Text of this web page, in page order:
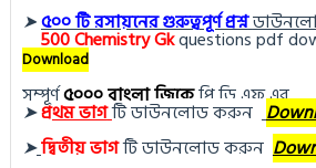
➤৫০০ টি রসায়নের গুরুত্বপূর্ণ প্রশ্ন
500Chemistry Gkquestions pdf
Download
সম্পূর্ণ৫০০০ বাংলা জিকেপি ডি এফ এর
➤প্রথম ভাগটি ডাউনলোড করুন
➤দ্বিতীয় ভাগটি ডাউনলোড করুন